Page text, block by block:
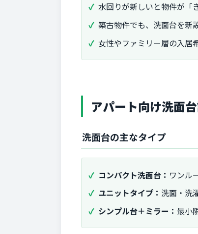
水回りが新しいと物件が「
築古物件でも、洗面台を新
女性やファミリー層の入居
アパート向け洗面
洗面台の主なタイプ
コンパクト洗面台： ワンル
ユニットタイプ： 洗面・洗
シンプル台＋ミラー： 最小